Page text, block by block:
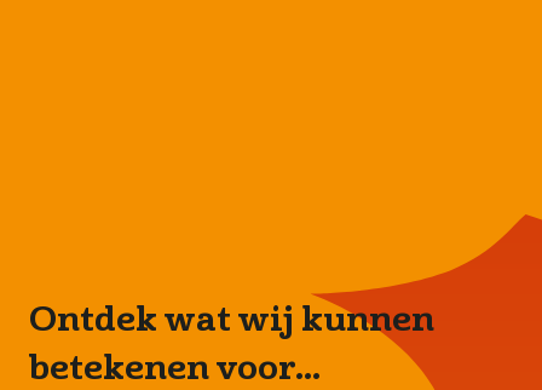
Ontdek wat wij kunnen
betekenen voor...